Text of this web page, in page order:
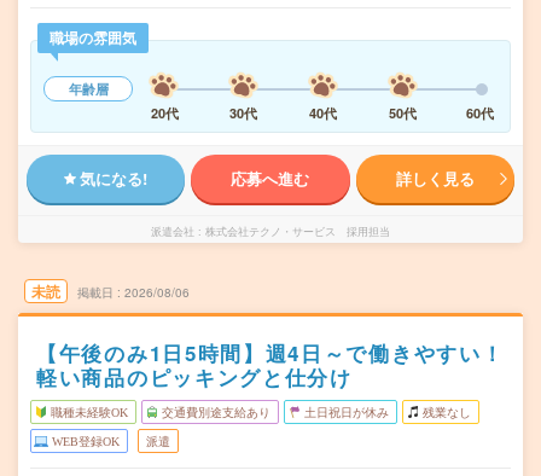
職場の雰囲気
年齢層
20代
30代 40代 50代 60代
気になる! 応募へ進む 詳しく見る
派遣会社 株式会社テクノ・サービス 採用担当
未読 掲載日 2026/08/06
【午後のみ1日5時間】週4日～で働きやすい！
軽い商品のピッキングと仕分け
職種未経験OK 交通費別途支給あり 土日祝日が休み 残業なし
WEB登録OK 派遣